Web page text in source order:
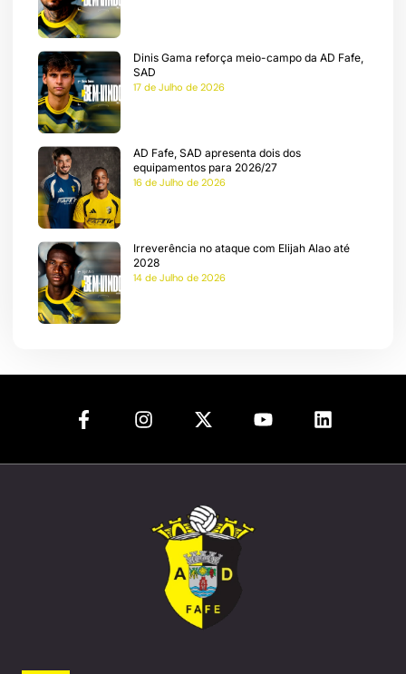
Dinis Gama reforça meio-campo da AD Fafe,
SAD
17 de Julho de 2026
AD Fafe, SAD apresenta dois dos
equipamentos para 2026/27
16 de Julho de 2026
Irreverência no ataque com Elijah Alao até
2028
14 de Julho de 2026